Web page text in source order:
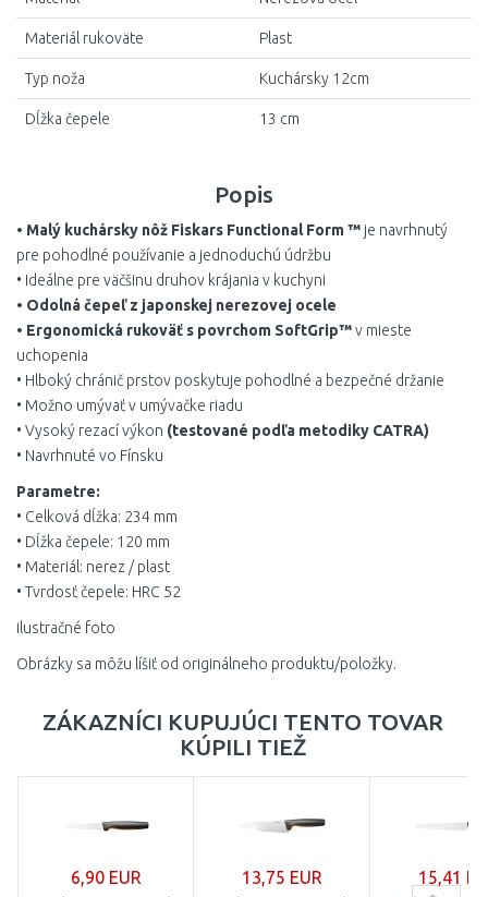
Popis
• Malý kuchársky nôž Fiskars Functional Form ™ je navrhnutý
pre pohodlné používanie a jednoduchú údržbu
• Ideálne pre väčšinu druhov krájania v kuchyni
• Odolná čepeľ z japonskej nerezovej ocele
• Ergonomická rukoväť s povrchom SoftGrip™v mieste
uchopenia
• Hlboký chránič prstov poskytuje pohodlné a bezpečné držanie
• Možno umývať v umývačke riadu
• Vysoký rezací výkon (testované podľa metodiky CATRA)
• Navrhnuté vo Fínsku
Parametre:
• Celková dĺžka: 234 mm
• Dĺžka čepele: 120 mm
• Materiál: nerez / plast
• Tvrdosť čepele: HRC 52
ilustračné foto
Obrázky sa môžu líšiť od originálneho produktu/položky.
Materiál rukoväte Plast
Typ noža Kuchársky 12cm
Dĺžka čepele 13 cm
ZÁKAZNÍCI KUPUJÚCI TENTO TOVAR
KÚPILI TIEŽ
6,90 EUR 13,75 EUR 15,41